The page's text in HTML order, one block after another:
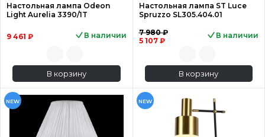
Настольная лампа Odeon
Light Aurelia 3390/1T
9 461 ₽ В наличии
В корзину
Настольная лампа ST Luce
Spruzzo SL305.404.01
7 980 ₽
5 107 ₽
В наличии
В корзину
NEW NEW